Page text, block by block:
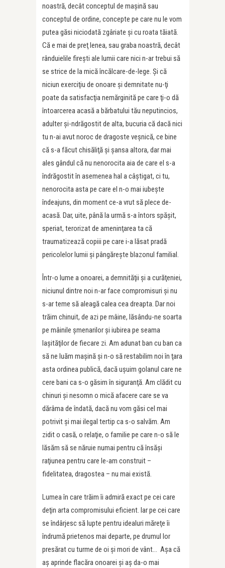
noastră, decât conceptul de maşină sau
conceptul de ordine, concepte pe care nu le vom
putea găsi niciodată zgâriate şi cu roata tăiată.
Că e mai de preţ lenea, sau graba noastră, decât
rânduielile fireşti ale lumii care nici n-ar trebui să
se strice de la mică încălcare-de-lege. Şi că
niciun exerciţiu de onoare şi demnitate nu-ţi
poate da satisfacţia nemărginită pe care ţi-o dă
întoarcerea acasă a bărbatului tău neputincios,
adulter şi-ndrăgostit de alta, bucuria că dacă nici
tu n-ai avut noroc de dragoste veşnică, ce bine
că s-a făcut chisăliţă şi şansa altora, dar mai
ales gândul că nu nenorocita aia de care el s-a
îndrăgostit în asemenea hal a câştigat, ci tu,
nenorocita asta pe care el n-o mai iubeşte
îndeajuns, din moment ce-a vrut să plece de-
acasă. Dar, uite, până la urmă s-a întors spăşit,
speriat, terorizat de ameninţarea ta că
traumatizează copiii pe care i-a lăsat pradă
pericolelor lumii şi pângăreşte blazonul familial.
Într-o lume a onoarei, a demnităţii şi a curăţeniei,
niciunul dintre noi n-ar face compromisuri şi nu
s-ar teme să aleagă calea cea dreapta. Dar noi
trăim chinuit, de azi pe mâine, lăsându-ne soarta
pe mâinile șmenarilor şi iubirea pe seama
laşităţilor de fiecare zi. Am adunat ban cu ban ca
să ne luăm maşină şi n-o să restabilim noi în ţara
asta ordinea publică, dacă uşuim golanul care ne
cere bani ca s-o găsim în siguranţă. Am clădit cu
chinuri şi nesomn o mică afacere care se va
dărâma de îndată, dacă nu vom găsi cel mai
potrivit şi mai ilegal tertip ca s-o salvăm. Am
zidit o casă, o relaţie, o familie pe care n-o să le
lăsăm să se năruie numai pentru că însăşi
raţiunea pentru care le-am construit –
fidelitatea, dragostea – nu mai există.
Lumea în care trăim îi admiră exact pe cei care
deţin arta compromisului eficient. Iar pe cei care
se îndârjesc să lupte pentru idealuri măreţe îi
îndrumă prietenos mai departe, pe drumul lor
presărat cu turme de oi şi mori de vânt… Aşa că
aş aprinde flacăra onoarei şi aş da-o mai